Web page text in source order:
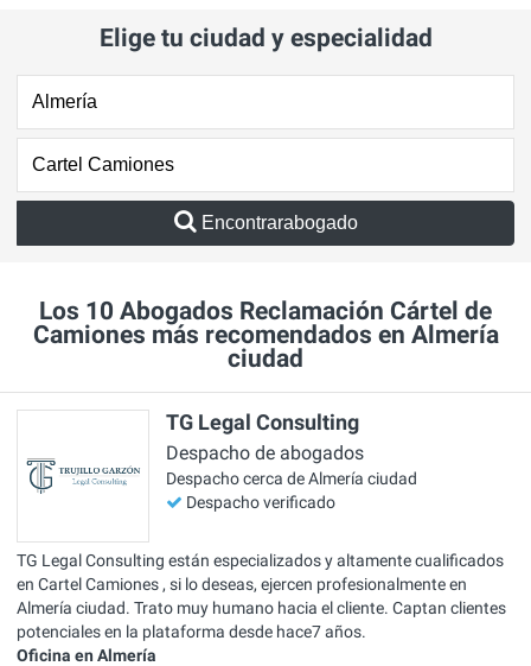
Elige tu ciudad y especialidad
Encontrarabogado
Los 10 Abogados Reclamación Cártel de
Camiones más recomendados en Almería
ciudad
TG Legal Consulting
Despacho de abogados
Despacho cerca de Almería ciudad
Despacho verificado
TG Legal Consulting están especializados y altamente cualificados
en Cartel Camiones , si lo deseas, ejercen profesionalmente en
Almería ciudad. Trato muy humano hacia el cliente. Captan clientes
potenciales en la plataforma desde hace7 años.
Oficina en Almería